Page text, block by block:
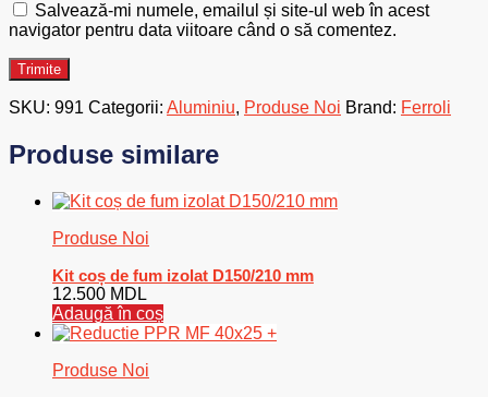
Salvează-mi numele, emailul și site-ul web în acest
navigator pentru data viitoare când o să comentez.
SKU: 991 Categorii: Aluminiu, Produse Noi Brand: Ferroli
Produse similare
Produse Noi
Kit coș de fum izolat D150/210 mm
12.500 MDL
Adaugă în coș
Produse Noi